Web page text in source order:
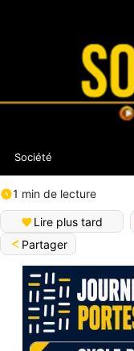
Société
1 min de lecture
Lire plus tard
Partager